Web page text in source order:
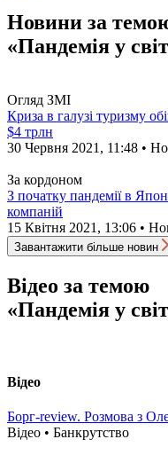
Новини за
«Пандемія у
Огляд ЗМІ
Криза в галузі туризму
$4 трлн
30 Червня 2021, 11:48 •
За кордоном
З початку пандемії в
компаній
15 Квітня 2021, 13:06 •
Завантажити більше новин
Відео за темою
«Пандемія у
Відео
Борг-review. Розмова з
Відео • Банкрутство